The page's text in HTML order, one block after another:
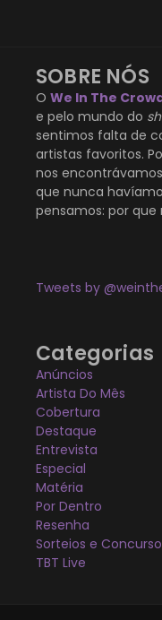
SOBRE NÓS
O We In The
e pelo mundo do
sentimos falta de
artistas favoritos.
nos
que nunca
pensamos: por
Tweets by
Categorias
Anúncios
Artista Do Mês
Cobertura
Destaque
Entrevista
Especial
Matéria
Por Dentro
Resenha
Sorteios e
TBT Live